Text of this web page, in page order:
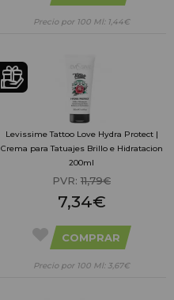
Precio por 100 Ml: 1,44€
Levissime Tattoo Love Hydra Protect |
Crema para Tatuajes Brillo e Hidratacion
200ml
PVR: 11,79€
7,34€
COMPRAR
Precio por 100 Ml: 3,67€